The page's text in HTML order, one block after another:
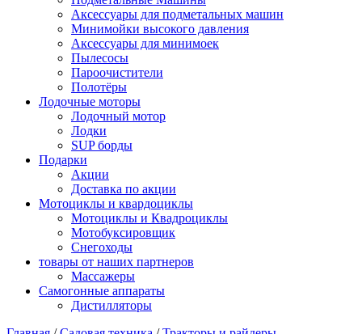
Аксессуары для подметальных машин
Минимойки высокого давления
Аксессуары для минимоек
Пылесосы
Пароочистители
Полотёры
Лодочные моторы
Лодочный мотор
Лодки
SUP борды
Подарки
Акции
Доставка по акции
Мотоциклы и квардоциклы
Мотоциклы и Квадроциклы
Мотобуксировщик
Снегоходы
товары от наших партнеров
Массажеры
Самогонные аппараты
Дистилляторы